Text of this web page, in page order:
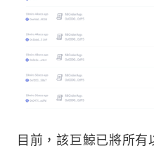
目前，該巨鯨已將所